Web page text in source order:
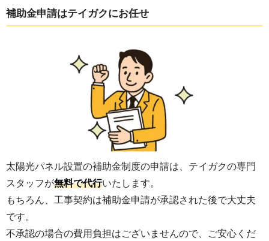
補助金申請はテイガクにお任せ
太陽光パネル設置の補助金制度の申請は、テイガクの専門
スタッフが無料で代行いたします。
もちろん、工事契約は補助金申請が承認された後で大丈夫
です。
不承認の場合の費用負担はございませんので、ご安心くだ